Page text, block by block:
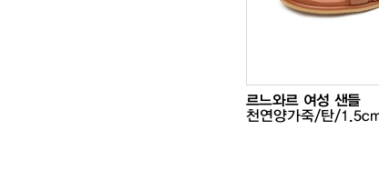
르느와르 여성 샌들
천연양가죽/탄/